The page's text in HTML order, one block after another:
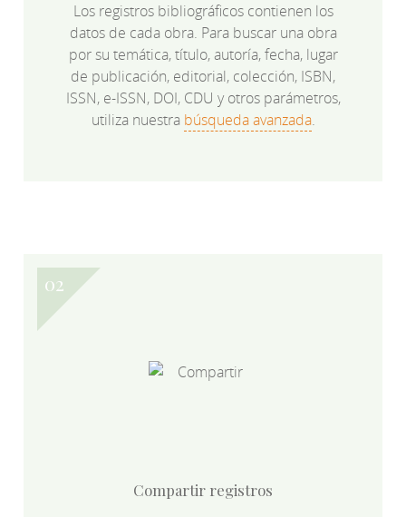
Los registros bibliográficos contienen los
datos de cada obra. Para buscar una obra
por su temática, título, autoría, fecha, lugar
de publicación, editorial, colección, ISBN,
ISSN, e-ISSN, DOI, CDU y otros parámetros,
utiliza nuestra búsqueda avanzada.
Compartir registros